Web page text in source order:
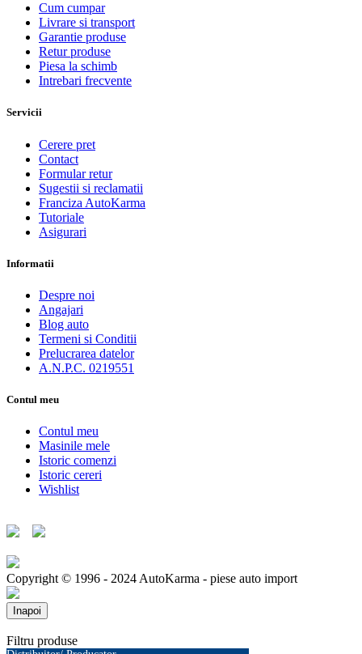
Cum cumpar
Livrare si transport
Garantie produse
Retur produse
Piesa la schimb
Intrebari frecvente
Servicii
Cerere pret
Contact
Formular retur
Sugestii si reclamatii
Franciza AutoKarma
Tutoriale
Asigurari
Informatii
Despre noi
Angajari
Blog auto
Termeni si Conditii
Prelucrarea datelor
A.N.P.C. 0219551
Contul meu
Contul meu
Masinile mele
Istoric comenzi
Istoric cereri
Wishlist
Copyright © 1996 - 2024 AutoKarma - piese auto import
Inapoi
Filtru produse